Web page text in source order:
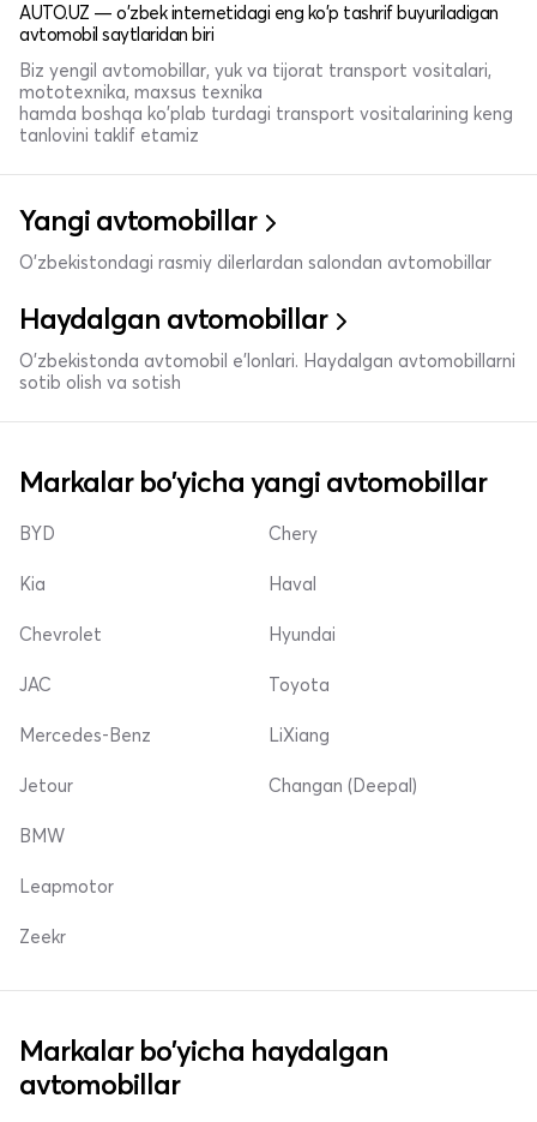
AUTO.UZ — o'zbek internetidagi eng ko'p tashrif buyuriladigan
avtomobil saytlaridan biri
Biz yengil avtomobillar, yuk va tijorat transport vositalari,
mototexnika, maxsus texnika
hamda boshqa ko'plab turdagi transport vositalarining keng
tanlovini taklif etamiz
Yangi avtomobillar
O'zbekistondagi rasmiy dilerlardan salondan avtomobillar
Haydalgan avtomobillar
O'zbekistonda avtomobil e’lonlari. Haydalgan avtomobillarni
sotib olish va sotish
Markalar bo'yicha yangi avtomobillar
BYD
Kia
Chevrolet
Chery
Haval
Hyundai
JAC
Mercedes-Benz
Jetour
Toyota
LiXiang
Changan (Deepal)
BMW
Leapmotor
Zeekr
Markalar bo'yicha haydalgan
avtomobillar